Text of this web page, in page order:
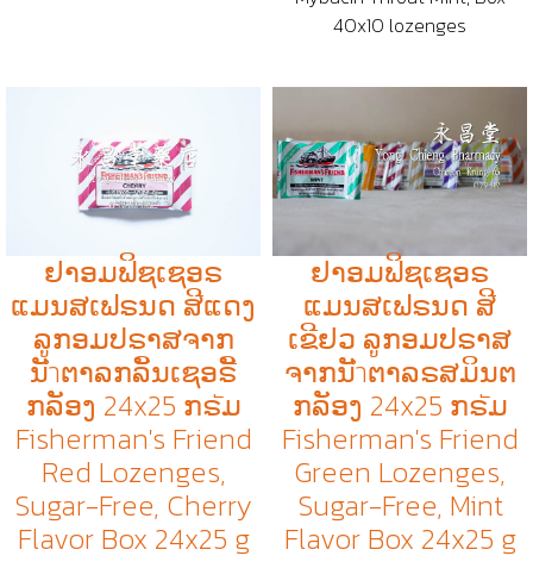
40x10 lozenges
ຢາອມຟິຊເຊອຣ
ແມນສເຟຣນດ ສີແດງ
ລູກອມປຣາສຈາກ
ນັำຕາລກລິັນເຊອຣີັ
ກລັອງ 24x25 ກຣัມ
Fisherman's Friend
Red Lozenges,
Sugar-Free, Cherry
Flavor Box 24x25 g
ຢາອມຟິຊເຊອຣ
ແມນສເຟຣນດ ສີ
ເຂີຢວ ລູກອມປຣາສ
ຈາກນັำຕາລຣສມິນຕ
ກລັອງ 24x25 ກຣัມ
Fisherman's Friend
Green Lozenges,
Sugar-Free, Mint
Flavor Box 24x25 g